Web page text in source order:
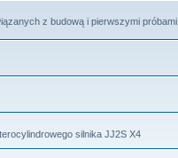
z budową i pierwszymi próbami
silnika JJ2S X4